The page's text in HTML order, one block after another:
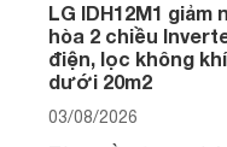
LG IDH12M1 giảm
hòa 2 chiều
điện, lọc không
dưới 20m2
03/08/2026